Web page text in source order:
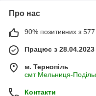
Про нас
90% позитивних з 577
Працює з 28.04.2023
м. Тернопіль
смт Мельниця-
Контакти